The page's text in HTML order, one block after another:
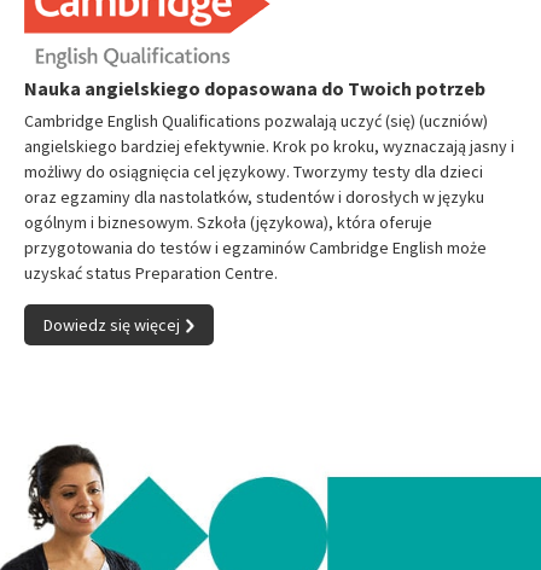
Nauka angielskiego dopasowana do Twoich potrzeb
Cambridge English Qualifications pozwalają uczyć (się) (uczniów)
angielskiego bardziej efektywnie. Krok po kroku, wyznaczają jasny i
możliwy do osiągnięcia cel językowy. Tworzymy testy dla dzieci
oraz egzaminy dla nastolatków, studentów i dorosłych w języku
ogólnym i biznesowym. Szkoła (językowa), która oferuje
przygotowania do testów i egzaminów Cambridge English może
uzyskać status Preparation Centre.
Dowiedz się więcej